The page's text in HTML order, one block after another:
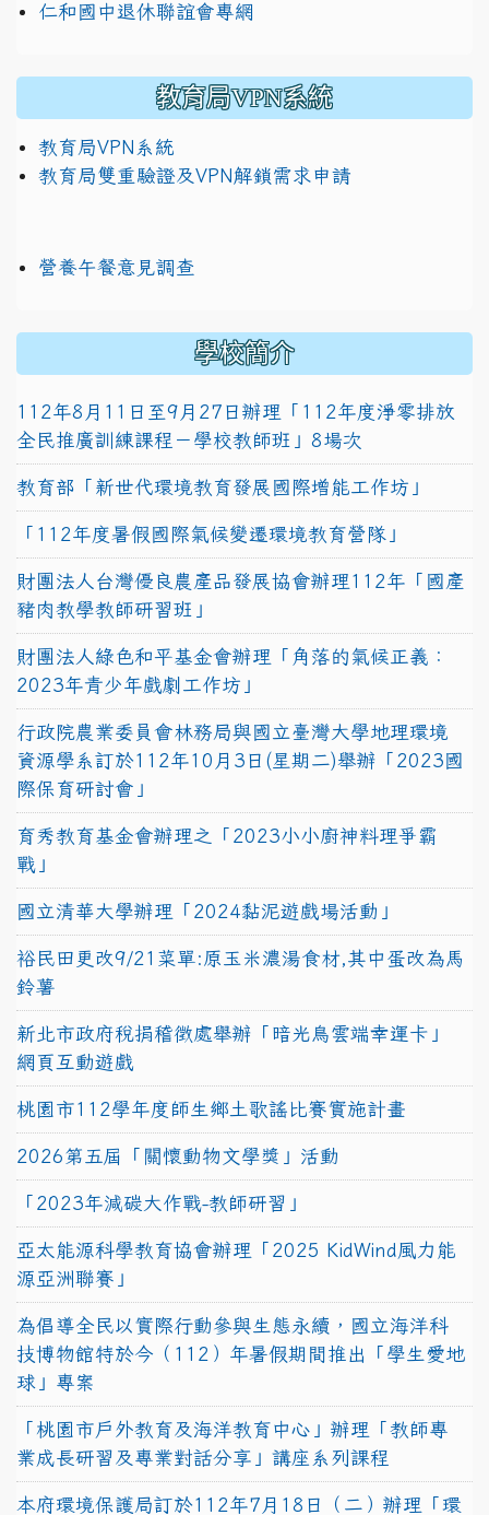
仁和國中退休聯誼會專網
教育局VPN系統
教育局VPN系統
教育局雙重驗證及VPN解鎖需求申請
營養午餐意見調查
學校簡介
112年8月11日至9月27日辦理「112年度淨零排放
全民推廣訓練課程－學校教師班」8場次
教育部「新世代環境教育發展國際增能工作坊」
「112年度暑假國際氣候變遷環境教育營隊」
財團法人台灣優良農產品發展協會辦理112年「國產
豬肉教學教師研習班」
財團法人綠色和平基金會辦理「角落的氣候正義：
2023年青少年戲劇工作坊」
行政院農業委員會林務局與國立臺灣大學地理環境
資源學系訂於112年10月3日(星期二)舉辦「2023國
際保育研討會」
育秀教育基金會辦理之「2023小小廚神料理爭霸
戰」
國立清華大學辦理「2024黏泥遊戲場活動」
裕民田更改9/21菜單:原玉米濃湯食材,其中蛋改為馬
鈴薯
新北市政府稅捐稽徵處舉辦「暗光鳥雲端幸運卡」
網頁互動遊戲
桃園市112學年度師生鄉土歌謠比賽實施計畫
2026第五屆「關懷動物文學獎」活動
「2023年減碳大作戰-教師研習」
亞太能源科學教育協會辦理「2025 KidWind風力能
源亞洲聯賽」
為倡導全民以實際行動參與生態永續，國立海洋科
技博物館特於今（112）年暑假期間推出「學生愛地
球」專案
「桃園市戶外教育及海洋教育中心」辦理「教師專
業成長研習及專業對話分享」講座系列課程
本府環境保護局訂於112年7月18日（二）辦理「環